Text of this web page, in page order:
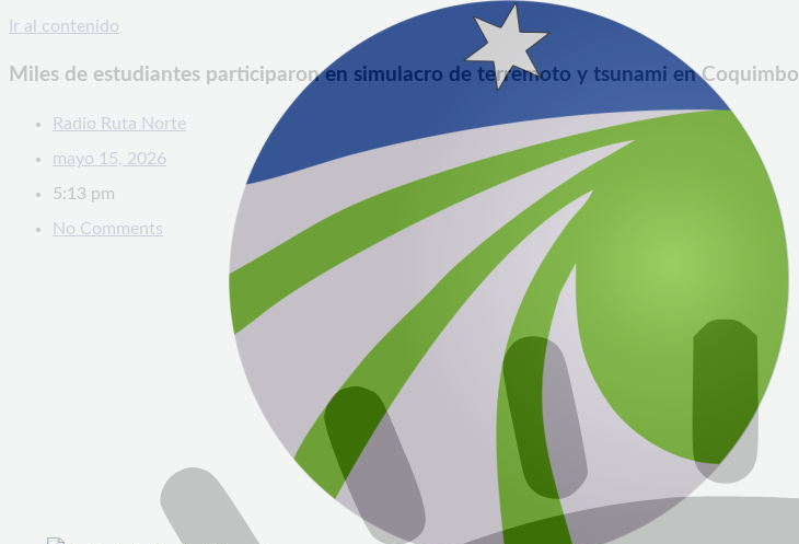
Ir al contenido
Miles de estudiantes participaron en simulacro de terremoto y tsunami en Coquimbo
Radio Ruta Norte
mayo 15, 2026
5:13 pm
No Comments